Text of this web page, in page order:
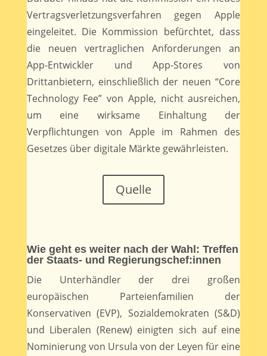
Vertragsverletzungsverfahren gegen Apple
eingeleitet. Die Kommission befürchtet, dass
die neuen vertraglichen Anforderungen an
App-Entwickler und App-Stores von
Drittanbietern, einschließlich der neuen “Core
Technology Fee” von Apple, nicht ausreichen,
um eine wirksame Einhaltung der
Verpflichtungen von Apple im Rahmen des
Gesetzes über digitale Märkte gewährleisten.
Quelle
Wie geht es weiter nach der Wahl: Treffen
der Staats- und Regierungschef:innen
Die Unterhändler der drei großen
europäischen Parteienfamilien der
Konservativen (EVP), Sozialdemokraten (S&D)
und Liberalen (Renew) einigten sich auf eine
Nominierung von Ursula von der Leyen für eine